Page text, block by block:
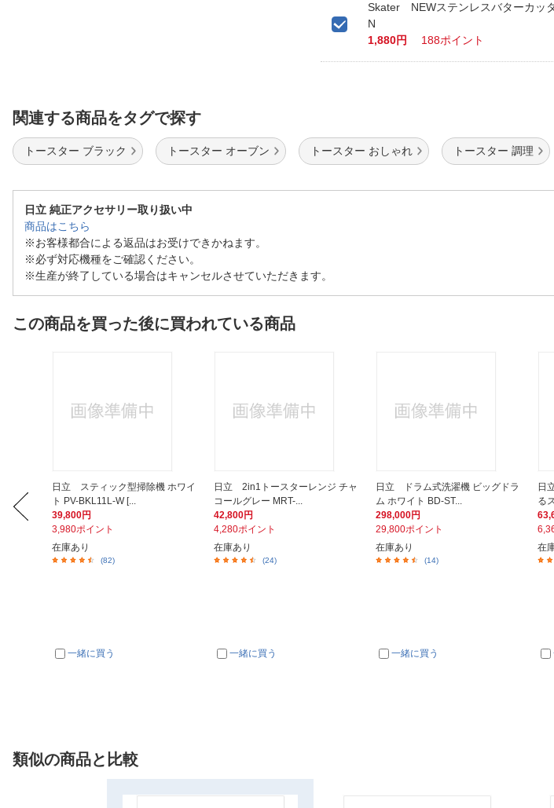
Skater NEWステンレスバターカッ
N
1,880円
188ポイント
関連する商品をタグで探す
トースター ブラック トースター オーブン トースター おしゃれ トースター 調理
日立 純正アクセサリー取り扱い中
商品はこちら
※お客様都合による返品はお受けできかねます。
※必ず対応機種をご確認ください。
※生産が終了している場合はキャンセルさせていただきます。
この商品を買った後に買われている商品
日立 スティック型掃除機 ホワイ
ト PV-BKL11L-W [...
39,800円
3,980ポイント
在庫あり
(82)
一緒に買う
日立 2in1トースターレンジ チャ
コールグレー MRT-...
42,800円
4,280ポイント
在庫あり
(24)
一緒に買う
日立 ドラム式洗濯機 ビッグドラ
ム ホワイト BD-ST...
298,000円
29,800ポイント
在庫あり
(14)
一緒に買う
日
る
在
類似の商品と比較